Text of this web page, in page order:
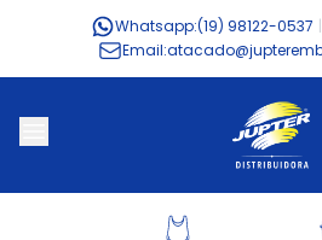
Whatsapp:(19) 98122-0537
Email: